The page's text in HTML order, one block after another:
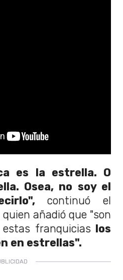
es la estrella. O
Osea, no soy el
continuó el
añadió que "son
estas franquicias los
en estrellas".